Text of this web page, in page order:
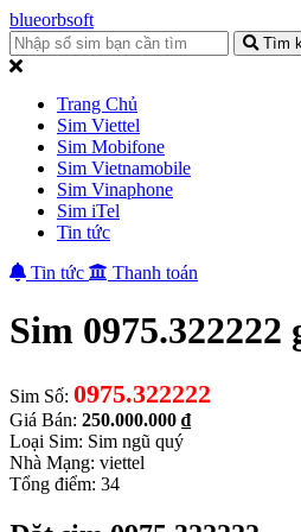
blueorbsoft
Tìm
Trang Chủ
Sim Viettel
Sim Mobifone
Sim Vietnamobile
Sim Vinaphone
Sim iTel
Tin tức
Tin tức
Thanh toán
Sim
Sim Số: 0975.322222
Giá Bán: 250.000.000 ₫
Loại Sim: Sim ngũ quý
Nhà Mạng: viettel
Tổng điểm: 34